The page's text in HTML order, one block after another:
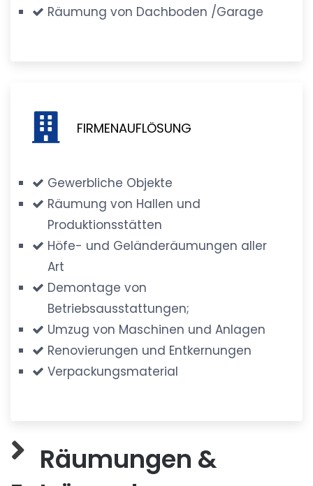
Räumung von Dachboden /Garage
FIRMENAUFLÖSUNG
Gewerbliche Objekte
Räumung von Hallen und
Produktionsstätten
Höfe- und Geländeräumungen aller
Art
Demontage von
Betriebsausstattungen;
Umzug von Maschinen und Anlagen
Renovierungen und Entkernungen
Verpackungsmaterial
Räumungen &